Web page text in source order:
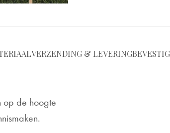
VERZENDING & LEVERING
op de hoogte